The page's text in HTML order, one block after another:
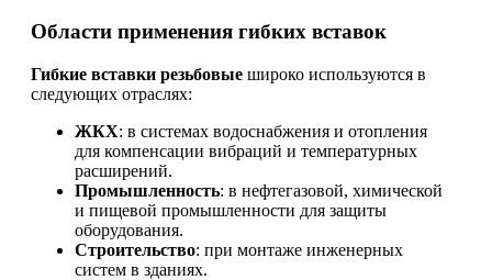
Области применения гибких вставок
Гибкие вставки резьбовые широко используются в
следующих отраслях:
ЖКХ: в системах водоснабжения и отопления
для компенсации вибраций и температурных
расширений.
Промышленность: в нефтегазовой, химической
и пищевой промышленности для защиты
оборудования.
Строительство: при монтаже инженерных
систем в зданиях.